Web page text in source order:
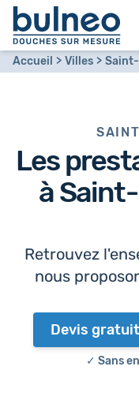
Accueil Villes
Les
à
Retrouvez
nous
Devis gratuit
✓ Sans